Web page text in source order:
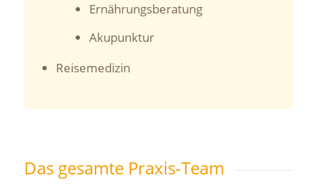
Ernährungsberatung
Akupunktur
Reisemedizin
Das gesamte Praxis-Team